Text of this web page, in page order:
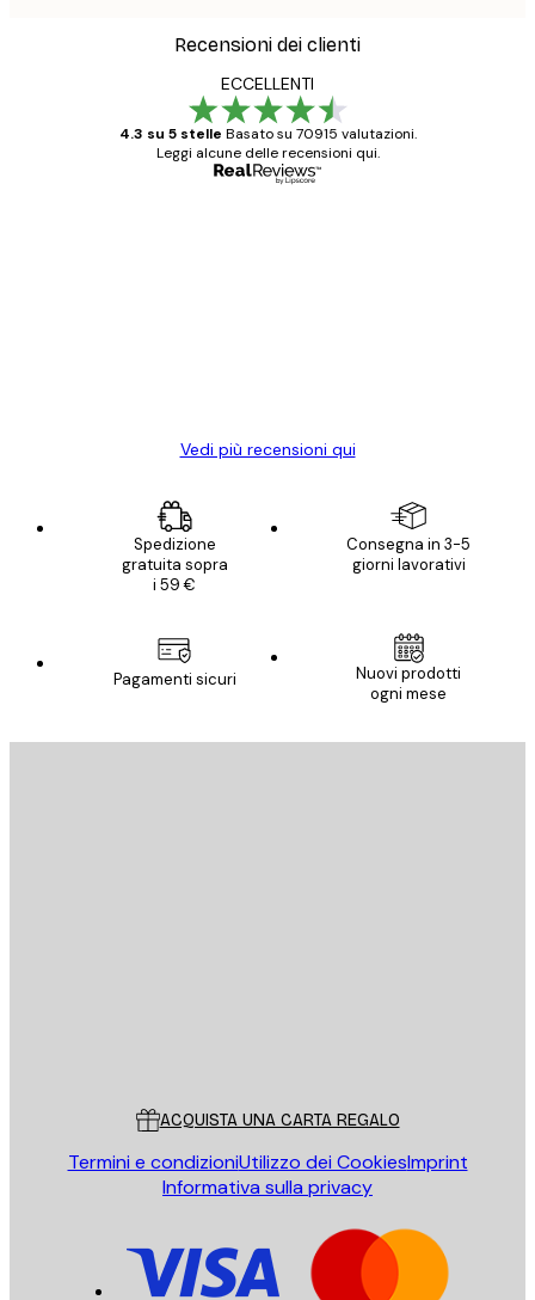
Recensioni dei clienti
ECCELLENTI
4.3 su 5 stelle Basato su 70915 valutazioni.
Leggi alcune delle recensioni qui.
Vedi più recensioni qui
Spedizione
gratuita sopra
i 59 €
Consegna in 3-5
giorni lavorativi
Pagamenti sicuri
Nuovi prodotti
ogni mese
ACQUISTA UNA CARTA REGALO
Termini e condizioniUtilizzo dei CookiesImprint
Informativa sulla privacy